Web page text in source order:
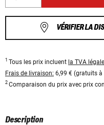
VÉRIFIER LA
1 Tous les prix incluent la TVA légale
Frais de livraison: 6,99 € (gratuits à
2 Comparaison du prix avec prix
Description